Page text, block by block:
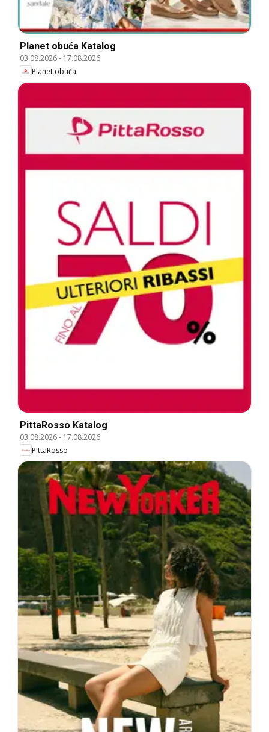
Planet obuća Katalog
03.08.2026- 17.08.2026
Planet obuća
PittaRosso Katalog
03.08.2026- 17.08.2026
PittaRosso